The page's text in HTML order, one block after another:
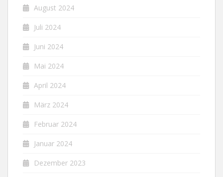
August 2024
Juli 2024
Juni 2024
Mai 2024
April 2024
März 2024
Februar 2024
Januar 2024
Dezember 2023